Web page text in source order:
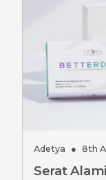
Adetya ● 8th
Serat